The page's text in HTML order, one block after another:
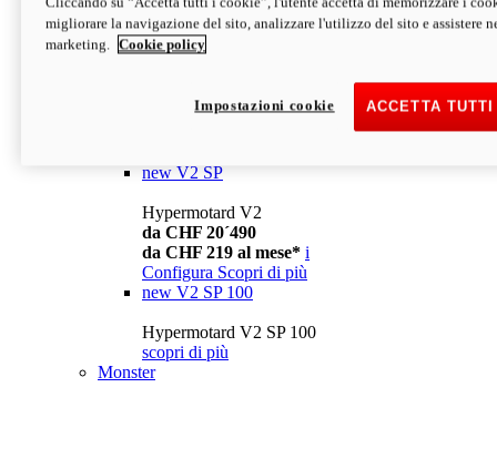
da CHF 13´990
Configura Scopri di più
newV2
da CHF 15´990
new V2 SP
Hypermotard V2
da CHF 20´490
da CHF 219 al mese* i
Configura Scopri di più
new V2 SP 100
Hypermotard V2 SP 100
scopri di più
Monster
migliorare la navigazione del sito, analizzare l'utilizzo del sito e assistere
marketing.
Cookie policy
ACCETTA
Impostazioni cookie